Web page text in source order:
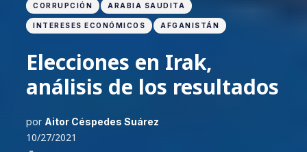
CORRUPCIÓN ARABIA SAUDITA
INTERESES ECONÓMICOS AFGANISTÁN
Elecciones en Irak,
análisis de los resultados
por Aitor Céspedes Suárez
10/27/2021